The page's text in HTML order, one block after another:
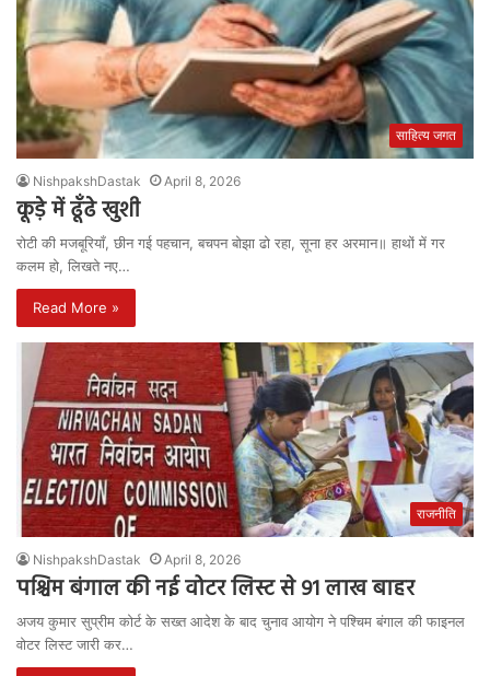
साहित्य जगत
NishpakshDastak April 8, 2026
कूड़े में ढूँढे खुशी
रोटी की मजबूरियाँ, छीन गई पहचान, बचपन बोझा ढो रहा, सूना हर अरमान॥ हाथों में गर
कलम हो, लिखते नए…
Read More »
राजनीति
NishpakshDastak April 8, 2026
पश्चिम बंगाल की नई वोटर लिस्ट से 91 लाख बाहर
अजय कुमार सुप्रीम कोर्ट के सख्त आदेश के बाद चुनाव आयोग ने पश्चिम बंगाल की फाइनल
वोटर लिस्ट जारी कर…